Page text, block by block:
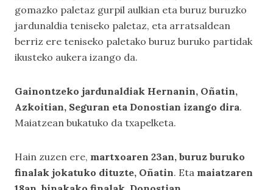
gomazko paletaz gurpil aulkian eta buruz buruzko
jardunaldia teniseko paletaz, eta arratsaldean
berriz ere teniseko paletako buruz buruko partidak
ikusteko aukera izango da.
Gainontzeko jardunaldiak Hernanin, Oñatin,
Azkoitian, Seguran eta Donostian izango dira.
Maiatzean bukatuko da txapelketa.
Hain zuzen ere, martxoaren 23an, buruz buruko
finalak jokatuko dituzte, Oñatin. Eta maiatzaren